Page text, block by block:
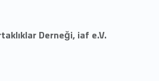
Derneği, iaf e.V.